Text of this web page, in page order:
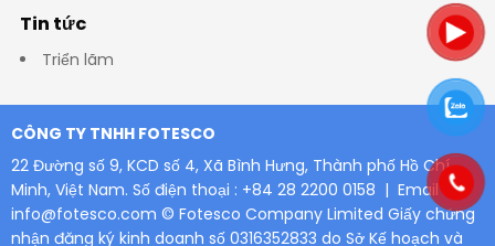
Tin tức
Triển lãm
CÔNG TY TNHH FOTESCO
22 Đường số 9, KCD số 4, Xã Bình Hưng, Thành phố Hồ Chí
Minh, Việt Nam. Số điện thoại : +84 28 2200 0158 | Email :
info@fotesco.com © Fotesco Company Limited Giấy chứng
nhận đăng ký kinh doanh số 0316352833 do Sở Kế hoạch và